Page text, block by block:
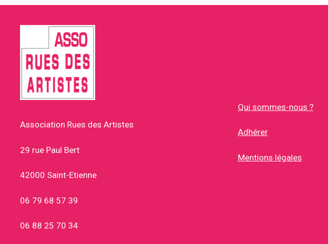
Association Rues des Artistes
29 rue Paul Bert
42000 Saint-Etienne
06 79 68 57 39
06 88 25 70 34
Qui sommes-nous ?
Adhérer
Mentions légales